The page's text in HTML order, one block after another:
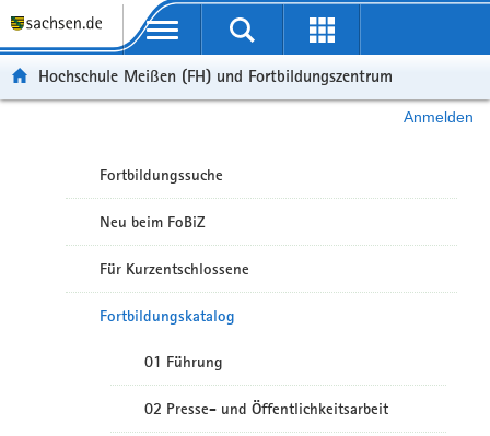
Portalübergreifende Navigation
Hochschule Meißen (FH) und Fortbildungszentrum
Anmelden
Fortbildungssuche
Neu beim FoBiZ
Für Kurzentschlossene
Fortbildungskatalog
01 Führung
02 Presse- und Öffentlichkeitsarbeit